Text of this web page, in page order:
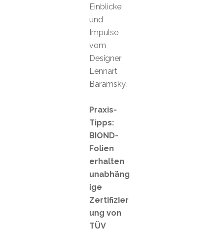
Einblicke
und
Impulse
vom
Designer
Lennart
Baramsky.
Praxis-
Tipps:
BIOND-
Folien
erhalten
unabhäng
ige
Zertifizier
ung von
TÜV